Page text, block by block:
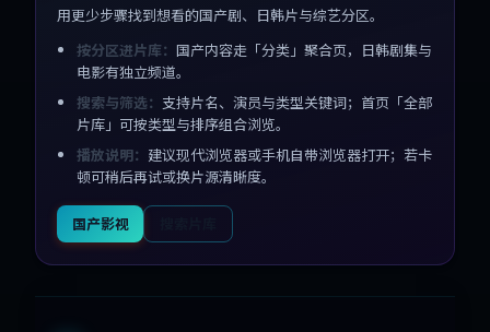
用更少步骤找到想看的国产剧、日韩片与综艺分区。
按分区进片库： 国产内容走「分类」聚合页，日韩剧集与
电影有独立频道。
搜索与筛选： 支持片名、演员与类型关键词；首页「全部
片库」可按类型与排序组合浏览。
播放说明： 建议现代浏览器或手机自带浏览器打开；若卡
顿可稍后再试或换片源清晰度。
国产影视